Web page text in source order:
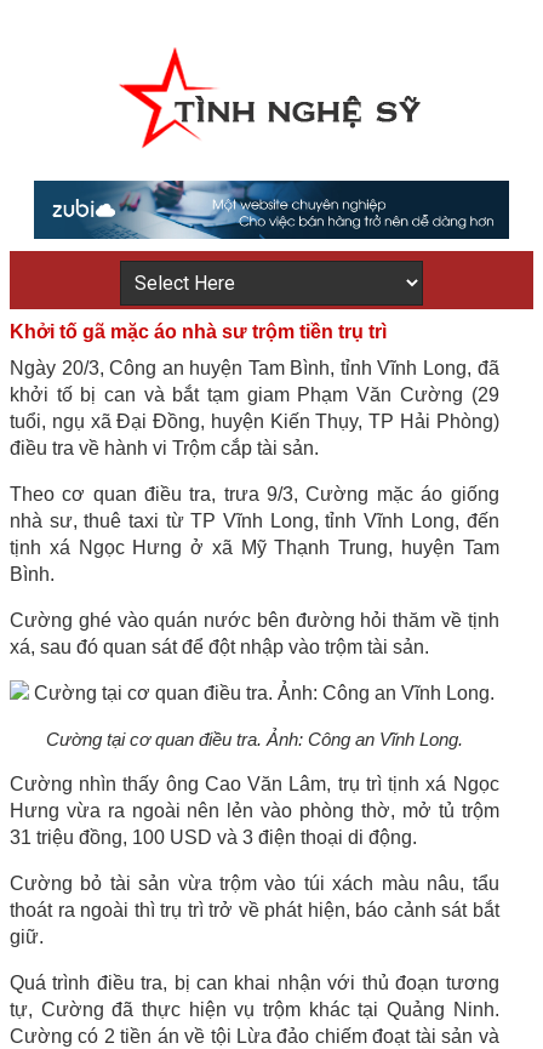
Khởi tố gã mặc áo nhà sư trộm tiền trụ trì
Ngày 20/3, Công an huyện Tam Bình, tỉnh Vĩnh Long, đã
khởi tố bị can và bắt tạm giam Phạm Văn Cường (29
tuổi, ngụ xã Đại Đồng, huyện Kiến Thụy, TP Hải Phòng)
điều tra về hành vi Trộm cắp tài sản.
Theo cơ quan điều tra, trưa 9/3, Cường mặc áo giống
nhà sư, thuê taxi từ TP Vĩnh Long, tỉnh Vĩnh Long, đến
tịnh xá Ngọc Hưng ở xã Mỹ Thạnh Trung, huyện Tam
Bình.
Cường ghé vào quán nước bên đường hỏi thăm về tịnh
xá, sau đó quan sát để đột nhập vào trộm tài sản.
Cường tại cơ quan điều tra. Ảnh: Công an Vĩnh Long.
Cường nhìn thấy ông Cao Văn Lâm, trụ trì tịnh xá Ngọc
Hưng vừa ra ngoài nên lẻn vào phòng thờ, mở tủ trộm
31 triệu đồng, 100 USD và 3 điện thoại di động.
Cường bỏ tài sản vừa trộm vào túi xách màu nâu, tẩu
thoát ra ngoài thì trụ trì trở về phát hiện, báo cảnh sát bắt
giữ.
Quá trình điều tra, bị can khai nhận với thủ đoạn tương
tự, Cường đã thực hiện vụ trộm khác tại Quảng Ninh.
Cường có 2 tiền án về tội Lừa đảo chiếm đoạt tài sản và